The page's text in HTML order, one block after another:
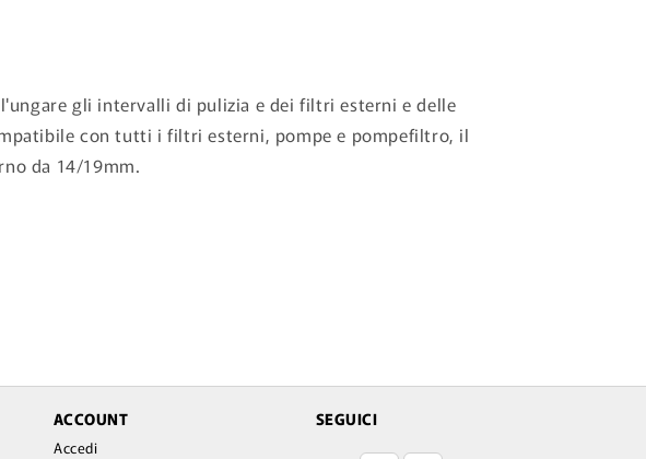
gli intervalli di pulizia e dei filtri esterni e delle
con tutti i filtri esterni, pompe e pompefiltro, il
da 14/19mm.
ACCOUNT
Accedi
SEGUICI